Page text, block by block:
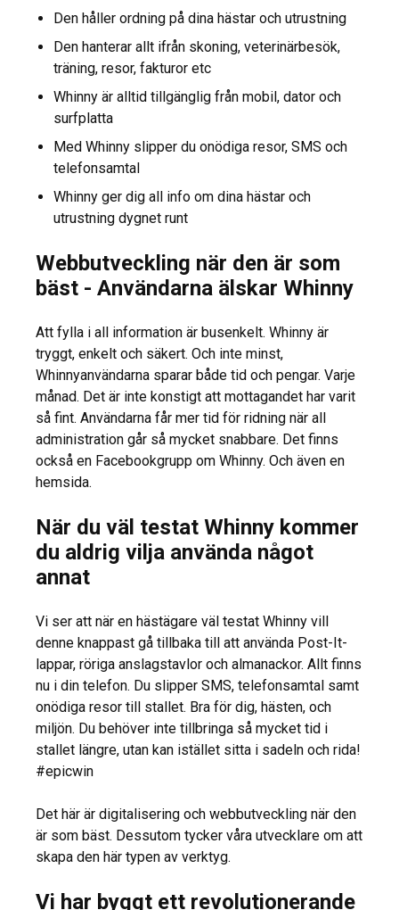
Den håller ordning på dina hästar och utrustning
Den hanterar allt ifrån skoning, veterinärbesök,
träning, resor, fakturor etc
Whinny är alltid tillgänglig från mobil, dator och
surfplatta
Med Whinny slipper du onödiga resor, SMS och
telefonsamtal
Whinny ger dig all info om dina hästar och
utrustning dygnet runt
Webbutveckling när den är som
bäst - Användarna älskar Whinny
Att fylla i all information är busenkelt. Whinny är
tryggt, enkelt och säkert. Och inte minst,
Whinnyanvändarna sparar både tid och pengar. Varje
månad. Det är inte konstigt att mottagandet har varit
så fint. Användarna får mer tid för ridning när all
administration går så mycket snabbare. Det finns
också en Facebookgrupp om Whinny. Och även en
hemsida.
När du väl testat Whinny kommer
du aldrig vilja använda något
annat
Vi ser att när en hästägare väl testat Whinny vill
denne knappast gå tillbaka till att använda Post-It-
lappar, röriga anslagstavlor och almanackor. Allt finns
nu i din telefon. Du slipper SMS, telefonsamtal samt
onödiga resor till stallet. Bra för dig, hästen, och
miljön. Du behöver inte tillbringa så mycket tid i
stallet längre, utan kan istället sitta i sadeln och rida!
#epicwin
Det här är digitalisering och webbutveckling när den
är som bäst. Dessutom tycker våra utvecklare om att
skapa den här typen av verktyg.
Vi har byggt ett revolutionerande